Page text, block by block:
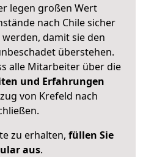
legen großen Wert
nach Chile sicher
damit sie den
überstehen.
alle Mitarbeiter über die
und Erfahrungen
von Krefeld nach
zu erhalten, füllen Sie
aus.